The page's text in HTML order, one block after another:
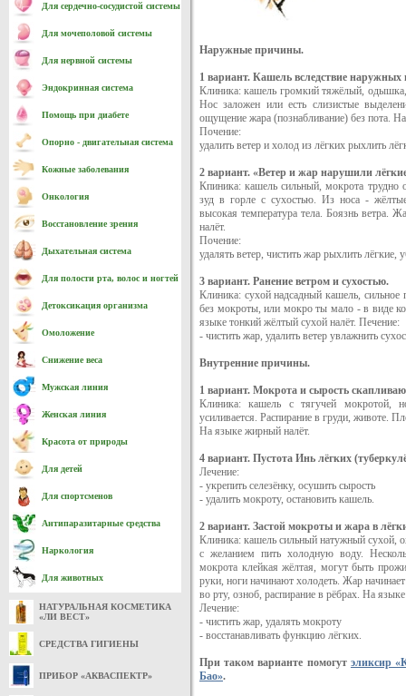
Для сердечно-cосудистой системы
Для мочеполовой системы
Для нервной системы
Эндокринная система
Помощь при диабете
Опорно - двигательная система
Кожные заболевания
Онкология
Восстановление зрения
Дыхательная система
Для полости рта, волос и ногтей
Детоксикация организма
Омоложение
Снижение веса
Мужская линия
Женская линия
Красота от природы
Для детей
Для спортсменов
Антипаразитарные средства
Наркология
Для животных
НАТУРАЛЬНАЯ КОСМЕТИКА
«ЛИ ВЕСТ»
СРЕДСТВА ГИГИЕНЫ
ПРИБОР «АКВАСПЕКТР»
Наружные причины.
1 вариант. Кашель вследствие
Клиника: кашель громкий тяжёлый,
Нос заложен или есть слизистые
ощущение жара (познабливание) без пота.
Почение:
удалить ветер и холод из лёгких рыхлить
2 вариант. «Ветер и жар нарушили
Кпиника: кашель сильный, мокрота трудно
зуд в горле с сухостью. Из носа -
высокая температура тела. Боязнь ветра.
налёт.
Почение:
удалять ветер, чистить жар рыхлить лёгкие,
3 вариант. Ранение ветром и сухостью.
Клиника: сухой надсадный кашель, сильное
без мокроты, или мокро ты мало - в виде
языке тонкий жёлтый сухой налёт. Печение:
- чистить жар, удалить ветер увлажнить
Внутренние причины.
1 вариант. Мокрота и сырость
Клиника: кашель с тягучей мокротой,
усиливается. Распирание в груди, животе.
На языке жирный налёт.
4 вариант. Пустота Инь лёгких
Лечение:
- укрепить селезёнку, осушить сырость
- удалить мокроту, остановить кашель.
2 вариант. Застой мокроты и жара в
Клиника: кашель сильный натужный сухой,
с желанием пить холодную воду.
мокрота клейкая жёлтая, могут быть
руки, ноги начинают холодеть. Жар
во рту, озноб, распирание в рёбрах. На
Лечение:
- чистить жар, удалять мокроту
- восстанавливать функцию лёгких.
При таком варианте помогут эликсир
Бао».